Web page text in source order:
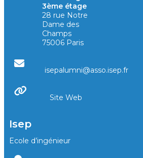
3ème étage
28 rue Notre
Dame des
Champs
75006 Paris
isepalumni@asso.isep.fr
Site Web
Isep
Ecole d’ingénieur